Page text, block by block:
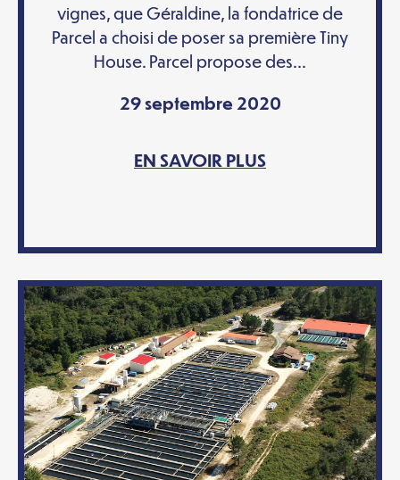
vignes, que Géraldine, la fondatrice de
Parcel a choisi de poser sa première Tiny
House. Parcel propose des...
29 septembre 2020
EN SAVOIR PLUS